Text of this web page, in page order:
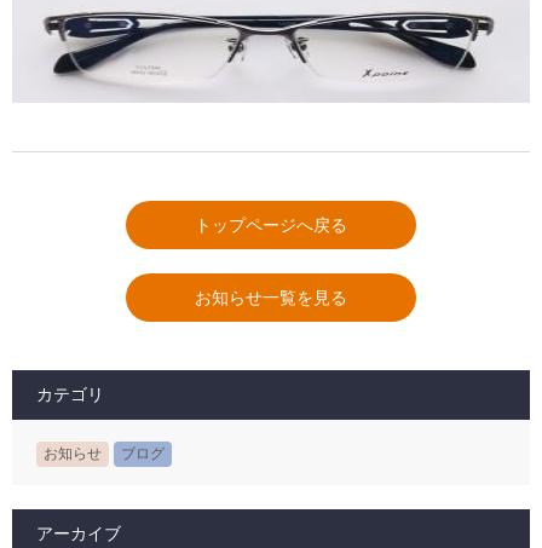
トップページへ戻る
お知らせ一覧を見る
カテゴリ
お知らせ ブログ
アーカイブ